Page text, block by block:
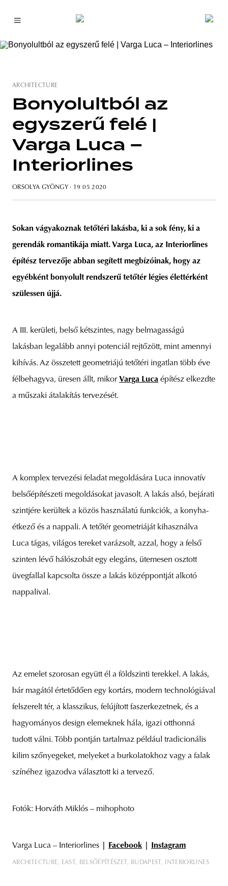
budapest poland branding
ARCHITECTURE
Bonyolultból az
egyszerű felé |
Varga Luca –
Interiorlines
ORSOLYA GYÖNGY · 19 05 2020
Sokan vágyakoznak tetőtéri lakásba, ki a sok fény, ki a
gerendák romantikája miatt. Varga Luca, az Interiorlines
építész tervezője abban segített megbízóinak, hogy az
egyébként bonyolult rendszerű tetőtér légies élettérként
szülessen újjá.
A III. kerületi, belső kétszintes, nagy belmagasságú
lakásban legalább annyi potenciál rejtőzött, mint amennyi
kihívás. Az összetett geometriájú tetőtéri ingatlan több éve
félbehagyva, üresen állt, mikor Varga Luca építész elkezdte
a műszaki átalakítás tervezését.
A komplex tervezési feladat megoldására Luca innovatív
belsőépítészeti megoldásokat javasolt. A lakás alsó, bejárati
szintjére kerültek a közös használatú funkciók, a konyha-
étkező és a nappali. A tetőtér geometriáját kihasználva
Luca tágas, világos tereket varázsolt, azzal, hogy a felső
szinten lévő hálószobát egy elegáns, ütemesen osztott
üvegfallal kapcsolta össze a lakás középpontját alkotó
nappalival.
Az emelet szorosan együtt él a földszinti terekkel. A lakás,
bár magától értetődően egy kortárs, modern technológiával
felszerelt tér, a klasszikus, felújított faszerkezetnek, és a
hagyományos design elemeknek hála, igazi otthonná
tudott válni. Több pontján tartalmaz például tradicionális
kilim szőnyegeket, melyeket a burkolatokhoz vagy a falak
színéhez igazodva választott ki a tervező.
Fotók: Horváth Miklós – mihophoto
Varga Luca – Interiorlines Facebook Instagram
ARCHITECTURE EAST BELSŐÉPÍTÉSZET BUDAPEST INTERIORLINES